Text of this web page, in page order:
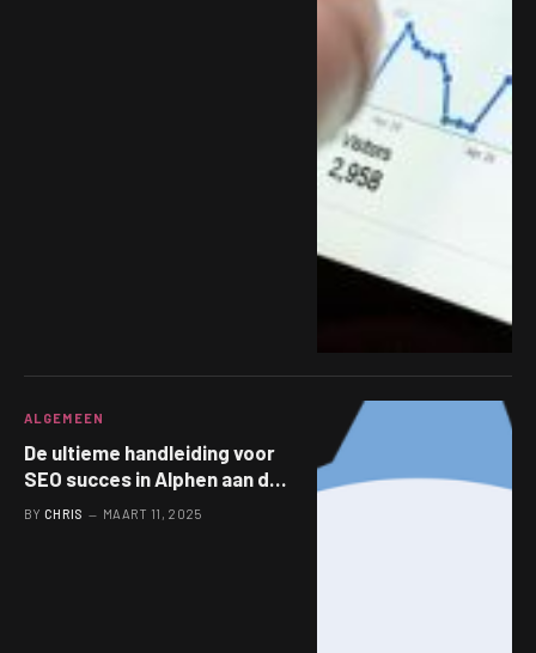
ALGEMEEN
De ultieme handleiding voor
SEO succes in Alphen aan den
Rijn
BY CHRIS MAART 11, 2025